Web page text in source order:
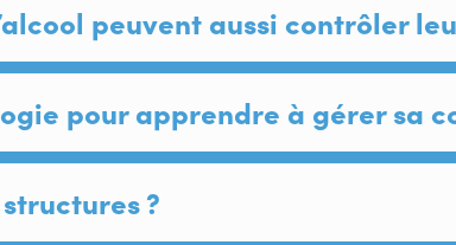
peuvent aussi contrôler
pour apprendre à gérer sa
?